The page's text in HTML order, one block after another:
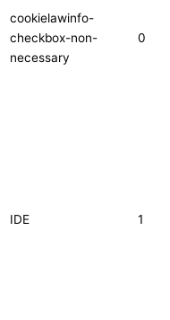
cookielawinfo-
checkbox-non-
necessary
0
IDE 1